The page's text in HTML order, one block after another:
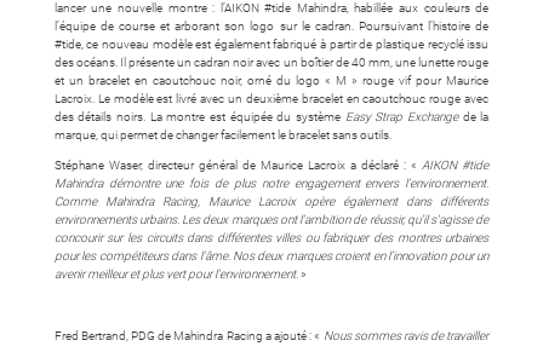
lancer une nouvelle montre : l’AIKON #tide Mahindra, habillée aux couleurs de
l’équipe de course et arborant son logo sur le cadran. Poursuivant l’histoire de
#tide, ce nouveau modèle est également fabriqué à partir de plastique recyclé issu
des océans. Il présente un cadran noir avec un boîtier de 40 mm, une lunette rouge
et un bracelet en caoutchouc noir, orné du logo « M » rouge vif pour Maurice
Lacroix. Le modèle est livré avec un deuxième bracelet en caoutchouc rouge avec
des détails noirs. La montre est équipée du système Easy Strap Exchangede la
marque, qui permet de changer facilement le bracelet sans outils.
Stéphane Waser, directeur général de Maurice Lacroix a déclaré : « AIKON #tide
Mahindra démontre une fois de plus notre engagement envers l’environnement.
Comme Mahindra Racing, Maurice Lacroix opère également dans différents
environnements urbains. Les deux marques ont l’ambition de réussir, qu’il s’agisse de
concourir sur les circuits dans différentes villes ou fabriquer des montres urbaines
pour les compétiteurs dans l’âme. Nos deux marques croient en l’innovation pour un
avenir meilleur et plus vert pour l’environnement. »
Fred Bertrand, PDG de Mahindra Racing a ajouté : « Nous sommes ravis de travailler